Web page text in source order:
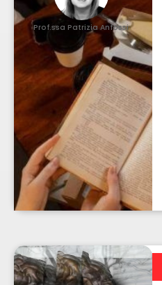
Prof.ssa Patrizia Anfossi